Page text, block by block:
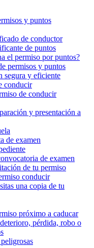
y puntos
de conductor
de puntos
el permiso por puntos?
permisos y puntos
segura y eficiente
conducir
de conducir
y presentación a
de examen
de examen
de tu permiso
conducir
una copia de tu
próximo a caducar
pérdida, robo o